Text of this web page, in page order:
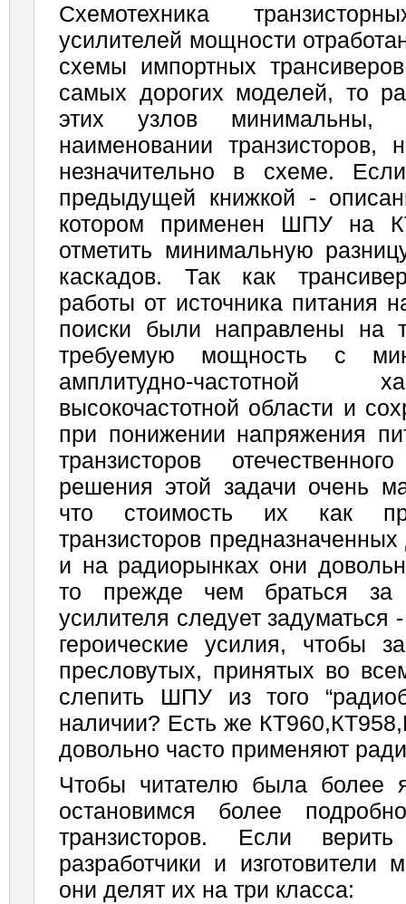
Схемотехника
усилителей мощности
схемы импортных
самых дорогих моделей, то
этих узлов минимальны,
наименовании транзисторов,
незначительно в схеме.
предыдущей книжкой -
котором применен ШПУ на
отметить минимальную
каскадов. Так как
работы от источника питания
поиски были направлены на
требуемую мощность с
амплитудно-частотной
высокочастотной области и
при понижении напряжения
транзисторов
решения этой задачи очень
что стоимость их как
транзисторов
и на радиорынках они
то прежде чем браться за
усилителя следует задуматься
героические усилия, чтобы
пресловутых, принятых во
слепить ШПУ из того
наличии? Есть же
довольно часто применяют
Чтобы читателю была более
остановимся более
транзисторов. Если
разработчики и изготовители
они делят их на три класса: